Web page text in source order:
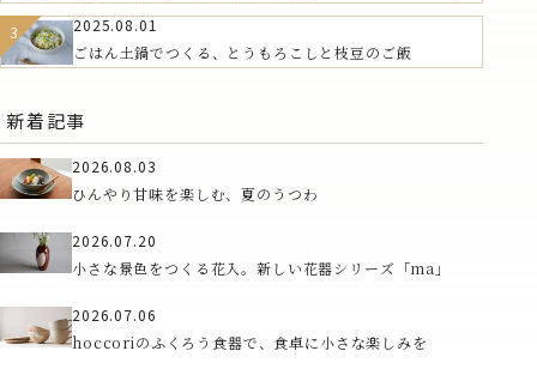
すめの器
2025.08.01
ごはん土鍋でつくる、とうもろこしと枝豆のご飯
新着記事
2026.08.03
ひんやり甘味を楽しむ、夏のうつわ
2026.07.20
小さな景色をつくる花入。新しい花器シリーズ「ma」
2026.07.06
hoccoriのふくろう食器で、食卓に小さな楽しみを